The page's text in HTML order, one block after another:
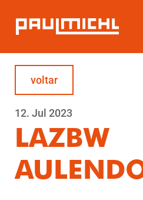
voltar
12. Jul 2023
LAZBW